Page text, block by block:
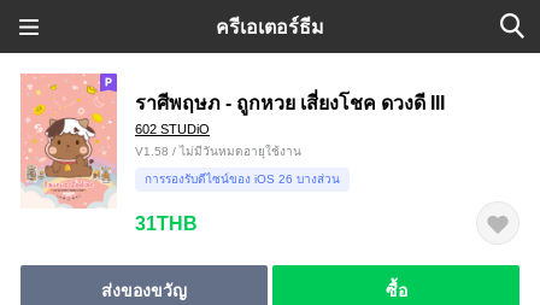
ครีเอเตอร์ธีม
ราศีพฤษภ - ถูกหวย เสี่ยงโชค ดวงดี III
602 STUDiO
V1.58 / ไม่มีวันหมดอายุใช้งาน
การรองรับดีไซน์ของ iOS 26 บางส่วน
31THB
ส่งของขวัญ ซื้อ